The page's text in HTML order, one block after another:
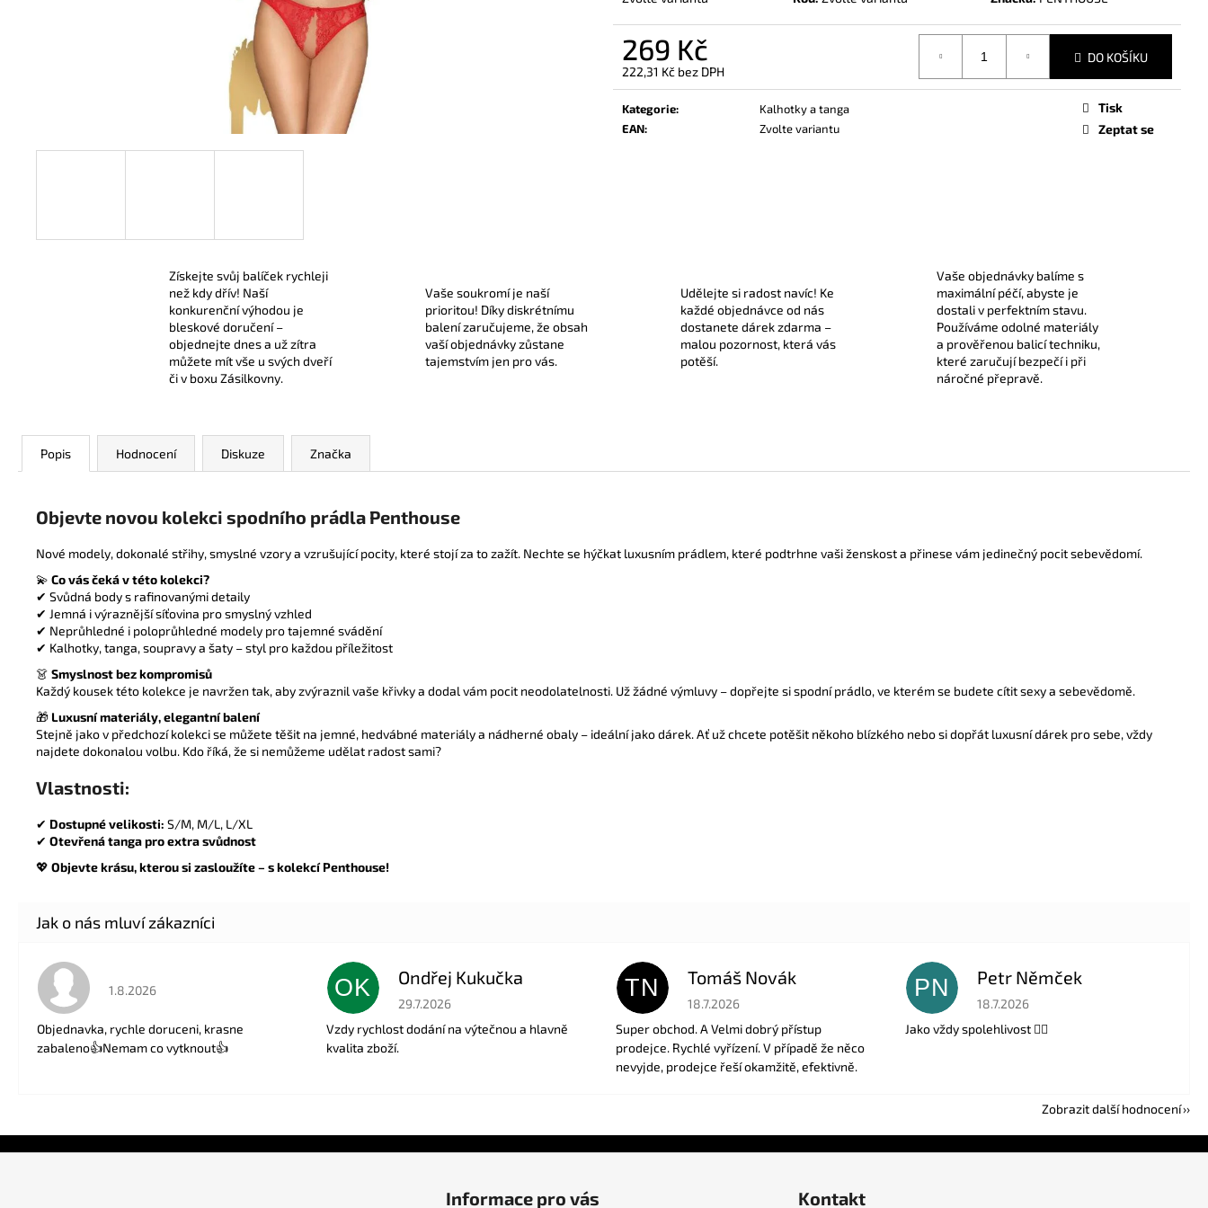
269 Kč
222,31 Kč bez DPH
Měrná
cena:
DO KOŠÍKU
Kategorie:
Kalhotky a tanga
EAN: Zvolte variantu
Tisk
Zeptat se
Získejte svůj balíček rychleji
než kdy dřív! Naší
konkurenční výhodou je
bleskové doručení –
objednejte dnes a už zítra
můžete mít vše u svých dveří
či v boxu Zásilkovny.
Vaše soukromí je naší
prioritou! Díky diskrétnímu
balení zaručujeme, že obsah
vaší objednávky zůstane
tajemstvím jen pro vás.
Udělejte si radost navíc! Ke
každé objednávce od nás
dostanete dárek zdarma –
malou pozornost, která vás
potěší.
Vaše objednávky balíme s
maximální péčí, abyste je
dostali v perfektním stavu.
Používáme odolné materiály
a prověřenou balicí techniku,
které zaručují bezpečí i při
náročné přepravě.
Popis Hodnocení Diskuze Značka
Objevte novou kolekci spodního prádla Penthouse
Nové modely, dokonalé střihy, smyslné vzory a vzrušující pocity, které stojí za to zažít. Nechte se hýčkat luxusním prádlem, které podtrhne vaši ženskost a přinese vám jedinečný pocit sebevědomí.
💫 Co vás čeká v této kolekci?
✔ Svůdná body s rafinovanými detaily
✔ Jemná i výraznější síťovina pro smyslný vzhled
✔ Neprůhledné i poloprůhledné modely pro tajemné svádění
✔ Kalhotky, tanga, soupravy a šaty – styl pro každou příležitost
👗 Smyslnost bez kompromisů
Každý kousek této kolekce je navržen tak, aby zvýraznil vaše křivky a dodal vám pocit neodolatelnosti. Už žádné výmluvy – dopřejte si spodní prádlo, ve kterém se budete cítit sexy a sebevědomě.
🎁 Luxusní materiály, elegantní balení
Stejně jako v předchozí kolekci se můžete těšit na jemné, hedvábné materiály a nádherné obaly – ideální jako dárek. Ať už chcete potěšit někoho blízkého nebo si dopřát luxusní dárek pro sebe, vždy
najdete dokonalou volbu. Kdo říká, že si nemůžeme udělat radost sami?
Vlastnosti:
✔ Dostupné velikosti: S/M, M/L, L/XL
✔ Otevřená tanga pro extra svůdnost
💖 Objevte krásu, kterou si zasloužíte – s kolekcí Penthouse!
Hodnocení obchodu je 5 z 5 hvězdiček.
1.8.2026
Objednavka, rychle doruceni, krasne
zabaleno👍Nemam co vytknout👍
OK Ondřej Kukučka
Hodnocení obchodu je 5 z 5 hvězdiček.
29.7.2026
Vzdy rychlost dodání na výtečnou a hlavně
kvalita zboží.
TN Tomáš Novák
Hodnocení obchodu je 5 z 5 hvězdiček.
18.7.2026
Super obchod. A Velmi dobrý přístup
prodejce. Rychlé vyřízení. V případě že něco
nevyjde, prodejce řeší okamžitě, efektivně.
PN Petr Němček
Hodnocení obchodu je 5 z 5 hvězdiček.
18.7.2026
Jako vždy spolehlivost 👍🏻
Zobrazit další hodnocení
Informace pro vás Kontakt